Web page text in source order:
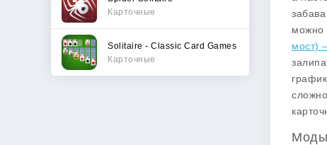
Карточные
Solitaire - Classic Card Games
Карточные
можно
мост)
Моды